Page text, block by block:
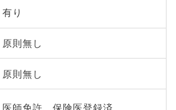
有り
原則無し
原則無し
医師免許、保険医登録済